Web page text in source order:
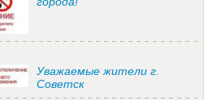
Уважаемые жители г.
Советск